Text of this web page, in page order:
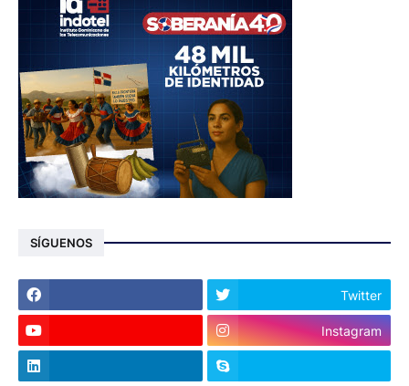
SÍGUENOS
Twitter
Instagram